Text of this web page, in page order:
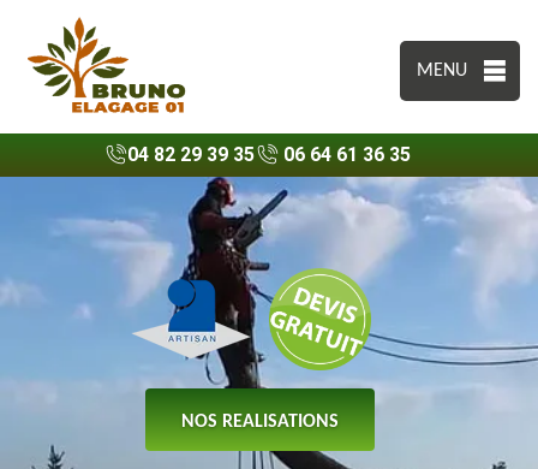
MENU
04 82 29 39 35 06 64 61 36 35
NOS REALISATIONS